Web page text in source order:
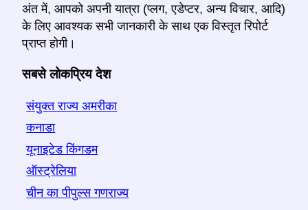
अंत में, आपको अपनी यात्रा (प्लग, एडेप्टर, अन्य विचार, आदि)
के लिए आवश्यक सभी जानकारी के साथ एक विस्तृत रिपोर्ट
प्राप्त होगी।
सबसे लोकप्रिय देश
संयुक्त राज्य अमरीका
कनाडा
यूनाइटेड किंगडम
ऑस्ट्रेलिया
चीन का पीपुल्स गणराज्य